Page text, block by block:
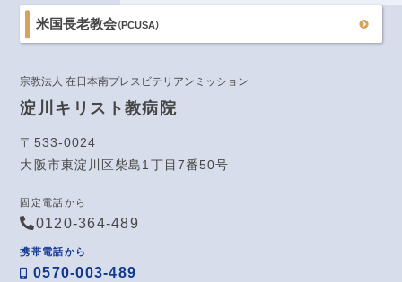
米国長老教会（PCUSA）
宗教法人 在日本南プレスビテリアンミッション
淀川キリスト教病院
〒533-0024
大阪市東淀川区柴島1丁目7番50号
固定電話から
0120-364-489
携帯電話から
0570-003-489